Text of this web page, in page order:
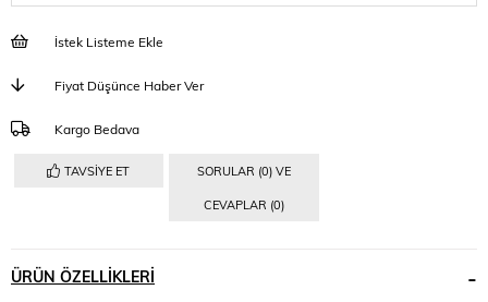
İstek Listeme Ekle
Fiyat Düşünce Haber Ver
Kargo Bedava
TAVSIYE ET SORULAR (0) VE
CEVAPLAR (0)
ÜRÜN ÖZELLIKLERI